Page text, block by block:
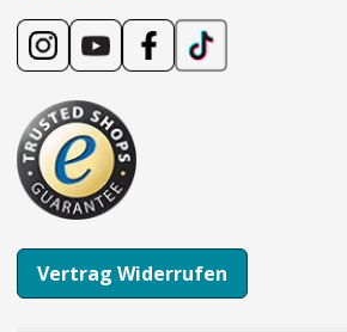
Vertrag Widerrufen